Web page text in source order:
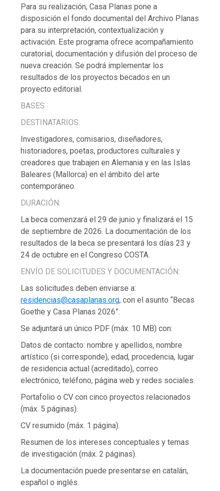
Para su realización, Casa Planas pone a
disposición el fondo documental del Archivo Planas
para su interpretación, contextualización y
activación. Este programa ofrece acompañamiento
curatorial, documentación y difusión del proceso de
nueva creación. Se podrá implementar los
resultados de los proyectos becados en un
proyecto editorial.
BASES
DESTINATARIOS:
Investigadores, comisarios, diseñadores,
historiadores, poetas, productores culturales y
creadores que trabajen en Alemania y en las Islas
Baleares (Mallorca) en el ámbito del arte
contemporáneo.
DURACIÓN:
La beca comenzará el 29 de junio y finalizará el 15
de septiembre de 2026. La documentación de los
resultados de la beca se presentará los días 23 y
24 de octubre en el Congreso COSTA.
ENVÍO DE SOLICITUDES Y DOCUMENTACIÓN:
Las solicitudes deben enviarse a:
residencias@casaplanas.org, con el asunto “Becas
Goethe y Casa Planas 2026”.
Se adjuntará un único PDF (máx. 10 MB) con:
Datos de contacto: nombre y apellidos, nombre
artístico (si corresponde), edad, procedencia, lugar
de residencia actual (acreditado), correo
electrónico, teléfono, página web y redes sociales.
Portafolio o CV con cinco proyectos relacionados
(máx. 5 páginas).
CV resumido (máx. 1 página).
Resumen de los intereses conceptuales y temas
de investigación (máx. 2 páginas).
La documentación puede presentarse en catalán,
español o inglés.